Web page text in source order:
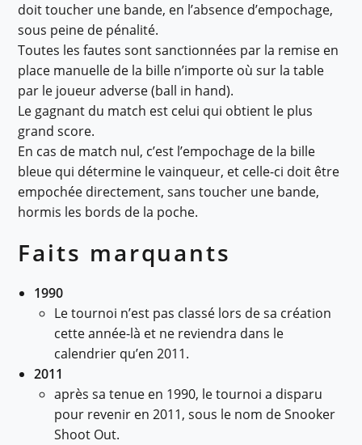
doit toucher une bande, en l’absence d’empochage,
sous peine de pénalité.
Toutes les fautes sont sanctionnées par la remise en
place manuelle de la bille n’importe où sur la table
par le joueur adverse (ball in hand).
Le gagnant du match est celui qui obtient le plus
grand score.
En cas de match nul, c’est l’empochage de la bille
bleue qui détermine le vainqueur, et celle-ci doit être
empochée directement, sans toucher une bande,
hormis les bords de la poche.
Faits marquants
1990
Le tournoi n’est pas classé lors de sa création
cette année-là et ne reviendra dans le
calendrier qu’en 2011.
2011
après sa tenue en 1990, le tournoi a disparu
pour revenir en 2011, sous le nom de Snooker
Shoot Out.